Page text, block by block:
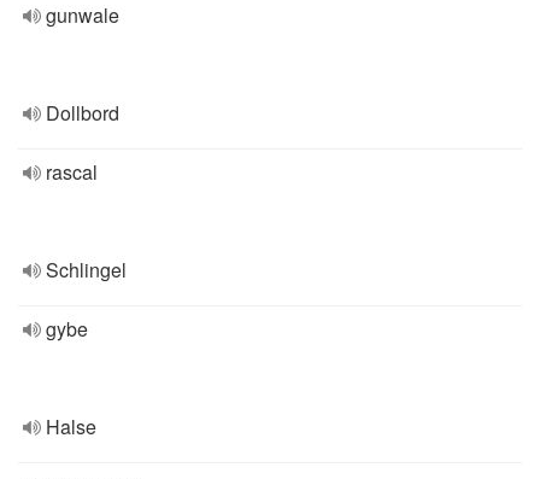
gunwale
Dollbord
rascal
Schlingel
gybe
Halse